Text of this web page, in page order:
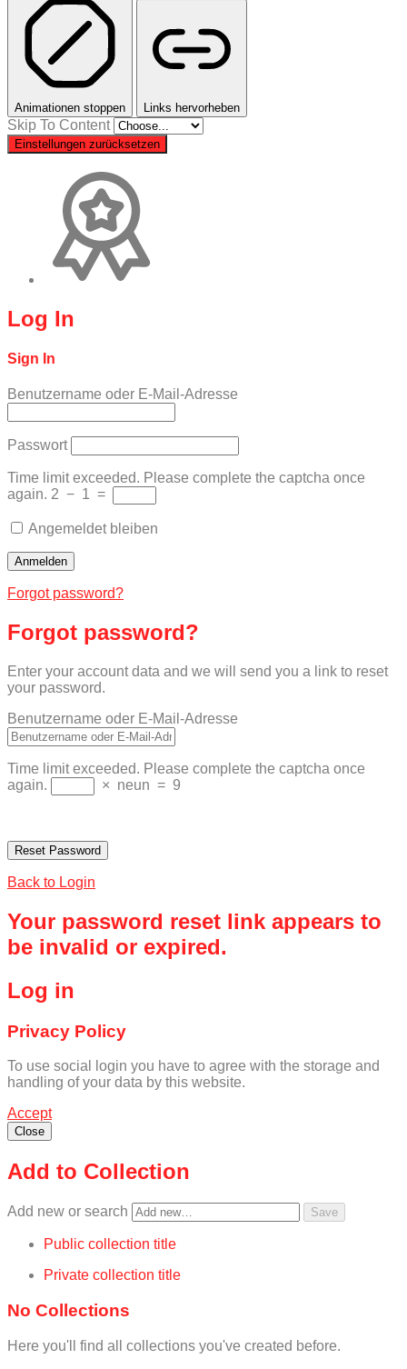
Animationen stoppen Links hervorheben
Skip To Content
Einstellungen zurücksetzen
Log In
Sign In
Benutzername oder E-Mail-Adresse
Passwort
Time limit exceeded. Please complete the captcha once
again. 2 − 1 =
Angemeldet bleiben
Forgot password?
Forgot password?
Enter your account data and we will send you a link to reset
your password.
Benutzername oder E-Mail-Adresse
Time limit exceeded. Please complete the captcha once
again.
× neun = 9
Back to Login
Your password reset link appears to
be invalid or expired.
Log in
Privacy Policy
To use social login you have to agree with the storage and
handling of your data by this website.
Accept
Close
Add to Collection
Add new or search
Public collection title
Private collection title
No Collections
Here you'll find all collections you've created before.